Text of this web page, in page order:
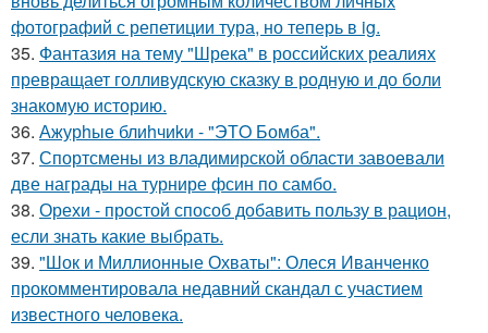
фотографий с репетиции тура, но теперь в ig.
35. Фантазия на тему "Шрека" в российских реалиях
превращает голливудскую сказку в родную и до боли
знакомую историю.
36. Ажурhые блиhчиkи - "ЭТO Бомба".
37. Спортсмены из владимирской области завоевали
две награды на турнире фсин по самбо.
38. Орехи - простой способ добавить пользу в рацион,
если знать какие выбрать.
39. "Шок и Миллионные Охваты": Олеся Иванченко
прокомментировала недавний скандал с участием
известного человека.